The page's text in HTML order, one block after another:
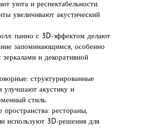
уюта и респектабельности.
увеличивают акустический
панно с 3D-эффектом делают
запоминающимся, особенно
и декоративной
структурированные
улучшают акустику и
стиль.
рестораны,
используют 3D-решения для